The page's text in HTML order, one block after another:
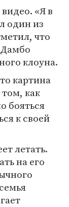
«Я в
один из
что
клоуна.
картина
как
бояться
к своей
летать.
на его